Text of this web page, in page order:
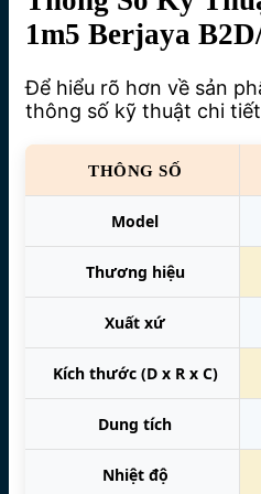
1m5 Berjaya
Để hiểu rõ hơn về sản
thông số kỹ thuật chi
THÔNG SỐ
Model
Thương hiệu
Xuất xứ
Kích thước (D x R x C)
Dung tích
Nhiệt độ